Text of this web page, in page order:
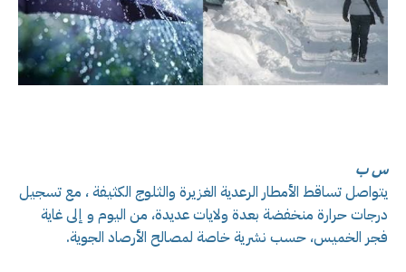
س ب
يتواصل تساقط الأمطار الرعدية الغزيرة والثلوج الكثيفة ، مع تسجيل
درجات حرارة منخفضة بعدة ولايات عديدة، من اليوم و إلى غاية
فجر الخميس، حسب نشرية خاصة لمصالح الأرصاد الجوية.